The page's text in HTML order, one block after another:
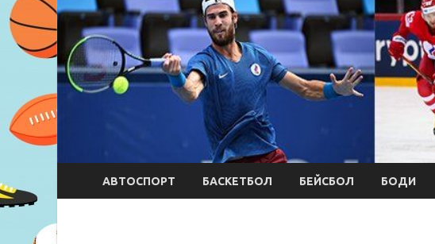
АВТОСПОРТ БАСКЕТБОЛ БЕЙСБОЛ БОДИ